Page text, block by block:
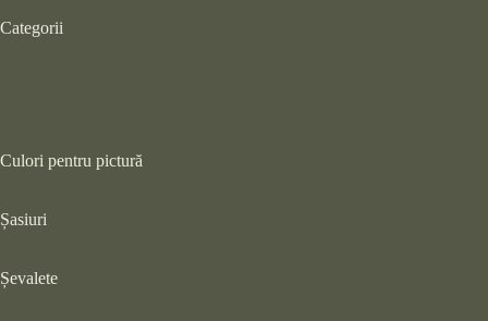
Categorii
Culori pentru pictură
Șasiuri
Șevalete